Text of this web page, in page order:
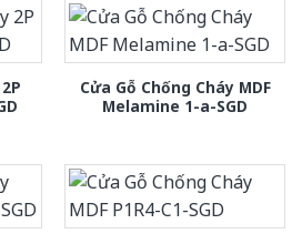
Cửa Gỗ Chống Cháy MDF
Melamine 1-a-SGD